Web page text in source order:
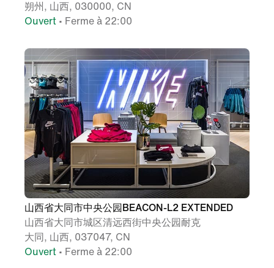
朔州, 山西, 030000, CN
Ouvert • Ferme à 22:00
山西省大同市中央公园BEACON-L2 EXTENDED
山西省大同市城区清远西街中央公园耐克
大同, 山西, 037047, CN
Ouvert • Ferme à 22:00